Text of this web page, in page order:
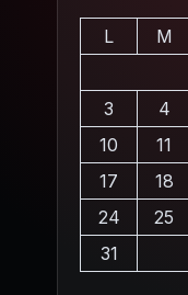
L
M
3
4
10
11
17
18
24
25
31